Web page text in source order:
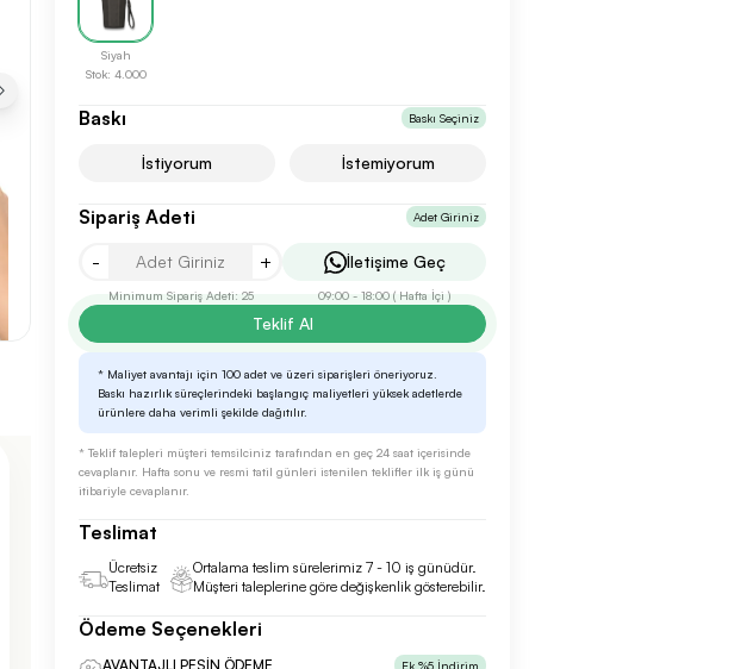
Siyah
Stok: 4.000
Baskı Baskı Seçiniz
İstiyorum İstemiyorum
Sipariş Adeti Adet Giriniz
- +
Minimum Sipariş Adeti: 25
İletişime Geç
09:00 - 18:00 ( Hafta İçi )
Teklif Al
* Maliyet avantajı için 100 adet ve üzeri siparişleri öneriyoruz.
Baskı hazırlık süreçlerindeki başlangıç maliyetleri yüksek adetlerde
ürünlere daha verimli şekilde dağıtılır.
* Teklif talepleri müşteri temsilciniz tarafından en geç 24 saat içerisinde
cevaplanır. Hafta sonu ve resmi tatil günleri istenilen teklifler ilk iş günü
itibariyle cevaplanır.
Teslimat
Ücretsiz
Teslimat
Ortalama teslim sürelerimiz 7 - 10 iş günüdür.
Müşteri taleplerine göre değişkenlik gösterebilir.
Ödeme Seçenekleri
AVANTAJLI PEŞİN ÖDEME Ek %5 İndirim